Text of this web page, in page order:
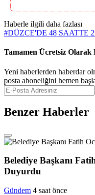
Haberle ilgili daha fazlası
#DÜZCE'DE 48 SAATTE
Tamamen Ücretsiz
Yeni haberlerden haberdar
posta aboneliğini hemen
Benzer Haberler
Belediye Başkanı
Duyurdu
Gündem 4 saat önce